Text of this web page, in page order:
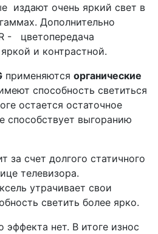
издают очень яркий свет в
Дополнительно
- цветопередача
и контрастной.
применяются органические
способность светиться
остается остаточное
способствует выгоранию
за счет долгого статичного
телевизора.
утрачивает свои
светить более ярко.
эффекта нет. В итоге износ